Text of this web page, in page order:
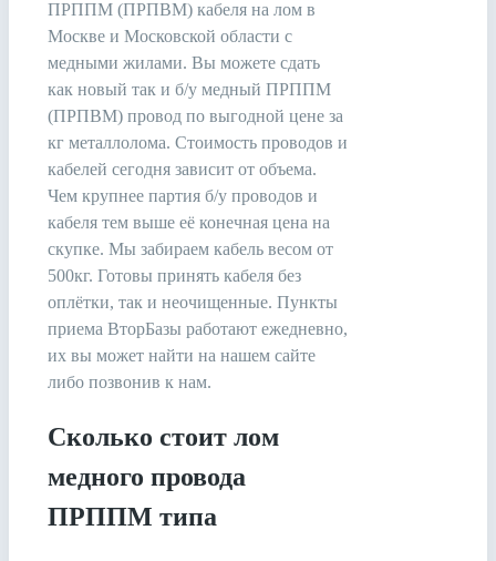
ПРППМ (ПРПВМ) кабеля на лом в
Москве и Московской области с
медными жилами. Вы можете сдать
как новый так и б/у медный ПРППМ
(ПРПВМ) провод по выгодной цене за
кг металлолома. Стоимость проводов и
кабелей сегодня зависит от объема.
Чем крупнее партия б/у проводов и
кабеля тем выше её конечная цена на
скупке. Мы забираем кабель весом от
500кг. Готовы принять кабеля без
оплётки, так и неочищенные. Пункты
приема ВторБазы работают ежедневно,
их вы может найти на нашем сайте
либо позвонив к нам.
Сколько стоит лом
медного провода
ПРППМ типа